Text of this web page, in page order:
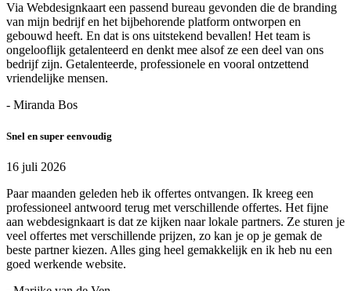
Via Webdesignkaart een passend bureau gevonden die de branding
van mijn bedrijf en het bijbehorende platform ontworpen en
gebouwd heeft. En dat is ons uitstekend bevallen! Het team is
ongelooflijk getalenteerd en denkt mee alsof ze een deel van ons
bedrijf zijn. Getalenteerde, professionele en vooral ontzettend
vriendelijke mensen.
- Miranda Bos
Snel en super eenvoudig
16 juli 2026
Paar maanden geleden heb ik offertes ontvangen. Ik kreeg een
professioneel antwoord terug met verschillende offertes. Het fijne
aan webdesignkaart is dat ze kijken naar lokale partners. Ze sturen je
veel offertes met verschillende prijzen, zo kan je op je gemak de
beste partner kiezen. Alles ging heel gemakkelijk en ik heb nu een
goed werkende website.